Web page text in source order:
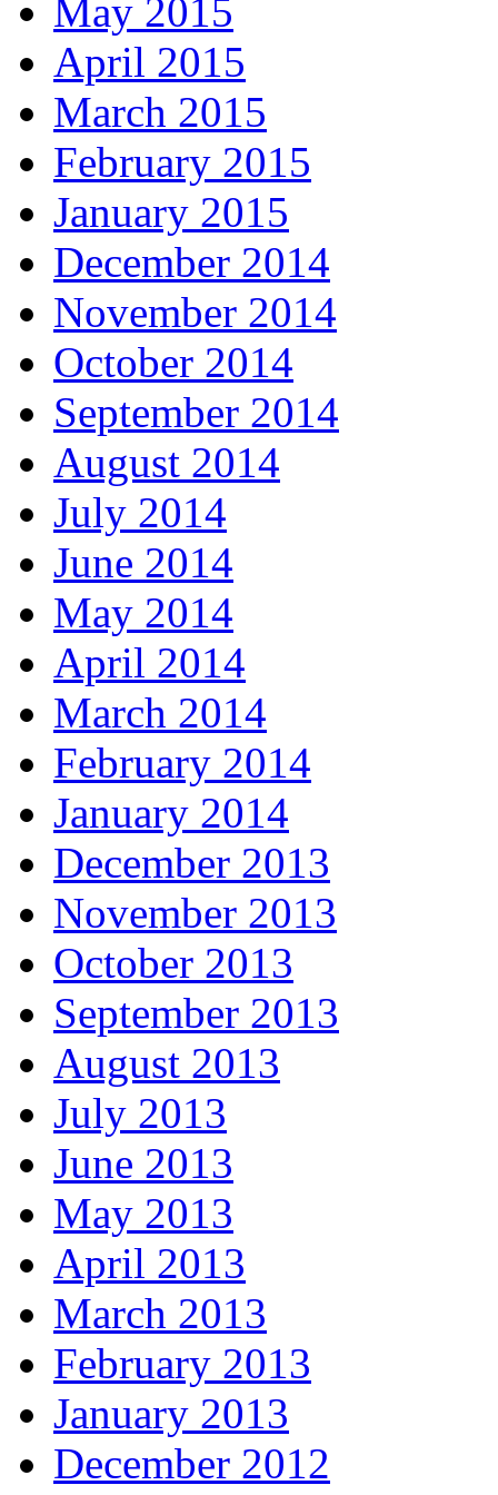
May 2015
April 2015
March 2015
February 2015
January 2015
December 2014
November 2014
October 2014
September 2014
August 2014
July 2014
June 2014
May 2014
April 2014
March 2014
February 2014
January 2014
December 2013
November 2013
October 2013
September 2013
August 2013
July 2013
June 2013
May 2013
April 2013
March 2013
February 2013
January 2013
December 2012